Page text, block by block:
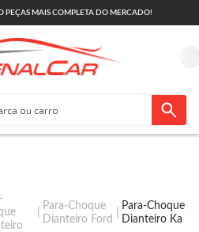
PEÇAS MAIS COMPLETA DO MERCADO!
Para-Choque
Dianteiro Ford
Para-Choque
Dianteiro Ka